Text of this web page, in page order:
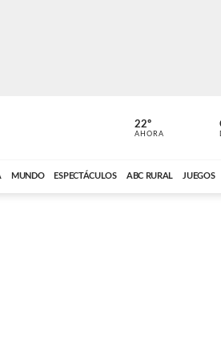
ABC CARDINAL
22º
AHORA
MUNDO ESPECTÁCULOS ABC RURAL JUEGOS